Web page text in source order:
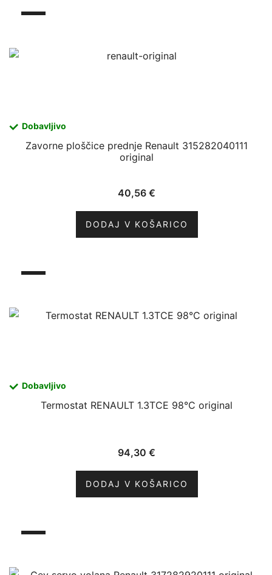
Dobavljivo
Zavorne ploščice prednje Renault 315282040111
original
40,56 €
DODAJ V KOŠARICO
Dobavljivo
Termostat RENAULT 1.3TCE 98°C original
94,30 €
DODAJ V KOŠARICO